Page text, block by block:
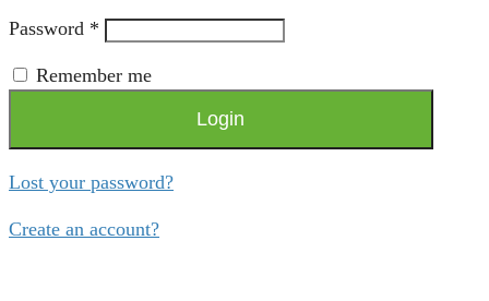
Password *
Remember me
Login
Lost your password?
Create an account?